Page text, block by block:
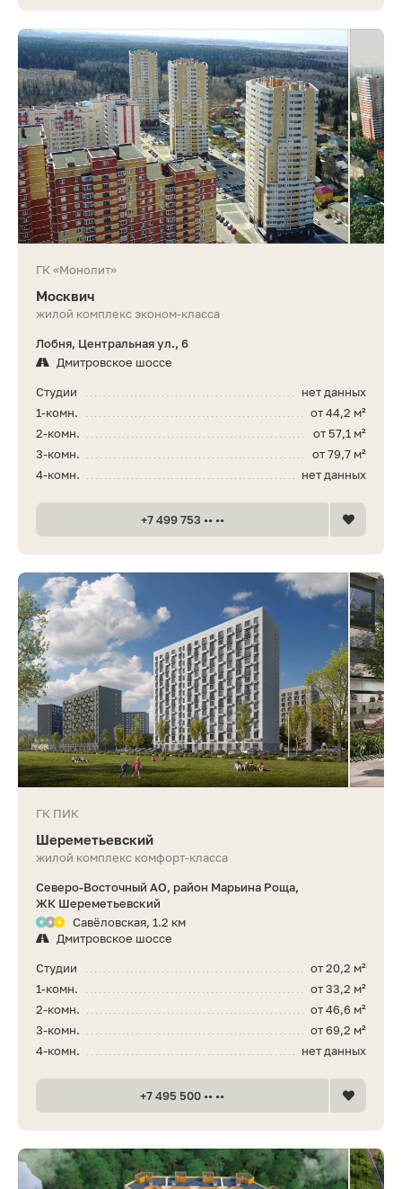
ГК «Монолит»
Москвич
жилой комплекс эконом-класса
Лобня, Центральная ул., 6
Дмитровское шоссе
нет данных
Студии
от 44,2 м²
1-комн.
от 57,1 м²
2-комн.
от 79,7 м²
3-комн.
нет данных
4-комн.
+7 499 753 •• ••
ГК ПИК
Шереметьевский
жилой комплекс комфорт-класса
Северо-Восточный АО, район Марьина Роща,
ЖК Шереметьевский
Савёловская, 1.2 км
Дмитровское шоссе
от 20,2 м²
Студии
от 33,2 м²
1-комн.
от 46,6 м²
2-комн.
от 69,2 м²
3-комн.
нет данных
4-комн.
+7 495 500 •• ••